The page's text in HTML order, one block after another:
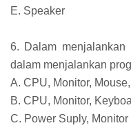
E. Speaker
6. Dalam menjalankan
dalam menjalankan
A. CPU, Monitor,
B. CPU, Monitor,
C. Power Suply,